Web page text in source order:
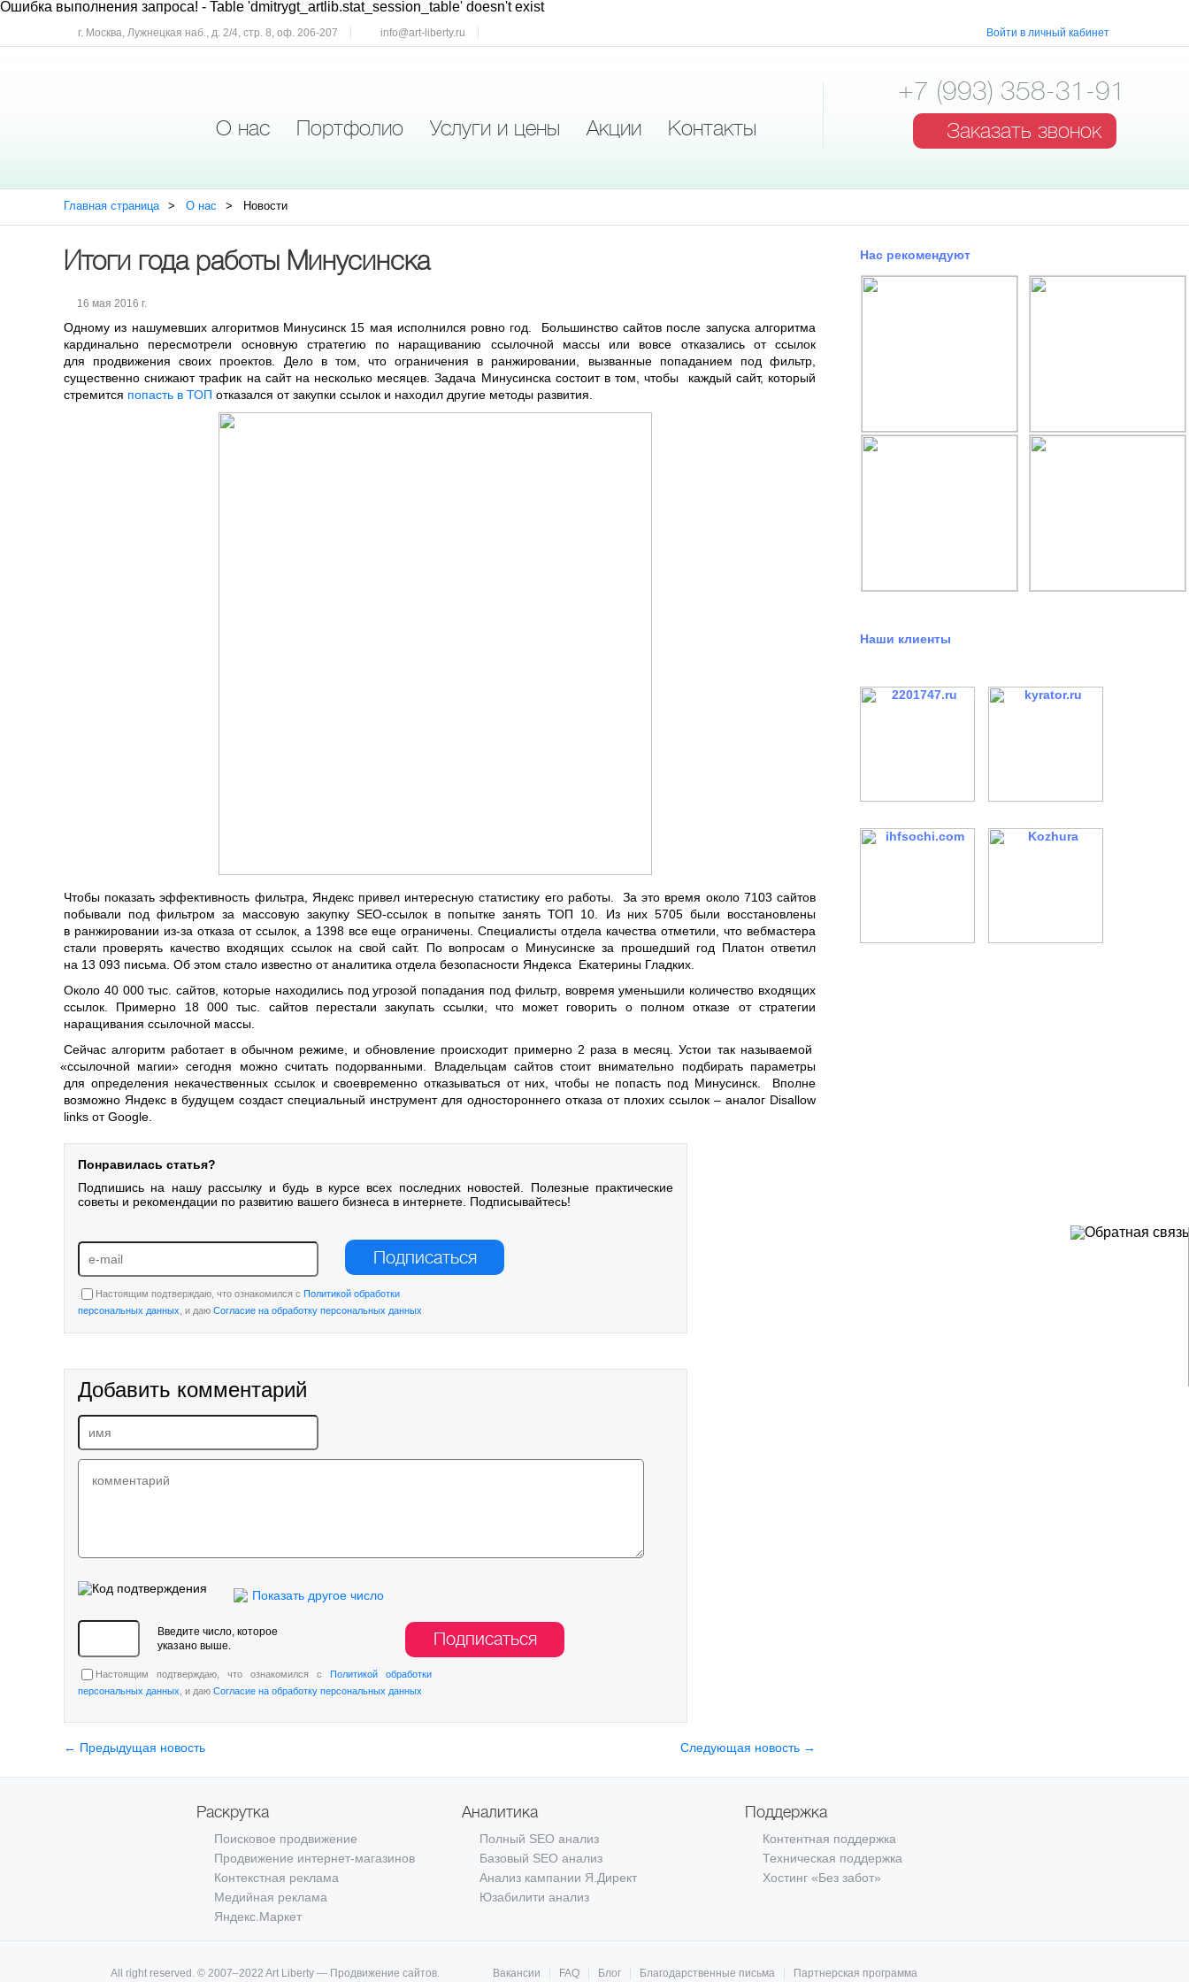
Ошибка выполнения запроса! - Table 'dmitrygt_artlib.stat_session_table' doesn't exist
г. Москва, Лужнецкая наб., д. 2/4, стр. 8, оф. 206-207 info@art-liberty.ru Войти в личный кабинет
О нас Портфолио Услуги и цены Акции Контакты
+7 (993) 358-31-91
Заказать звонок
Главная страница О нас Новости
Итоги года работы Минусинска
16 мая 2016 г.
Одному из нашумевших алгоритмов Минусинск 15 мая исполнился ровно год. Большинство сайтов после запуска алгоритма
кардинально пересмотрели основную стратегию по наращиванию ссылочной массы или вовсе отказались от ссылок
для продвижения своих проектов. Дело в том, что ограничения в ранжировании, вызванные попаданием под фильтр,
существенно снижают трафик на сайт на несколько месяцев. Задача Минусинска состоит в том, чтобы каждый сайт, который
стремится попасть в ТОП отказался от закупки ссылок и находил другие методы развития.
Чтобы показать эффективность фильтра, Яндекс привел интересную статистику его работы. За это время около 7103 сайтов
побывали под фильтром за массовую закупку SEO-сcылок в попытке занять ТОП 10. Из них 5705 были восстановлены
в ранжировании из-за отказа от ссылок, а 1398 все еще ограничены. Специалисты отдела качества отметили, что вебмастера
стали проверять качество входящих ссылок на свой сайт. По вопросам о Минусинске за прошедший год Платон ответил
на 13 093 письма. Об этом стало известно от аналитика отдела безопасности Яндекса Екатерины Гладких.
Около 40 000 тыс. сайтов, которые находились под угрозой попадания под фильтр, вовремя уменьшили количество входящих
ссылок. Примерно 18 000 тыс. сайтов перестали закупать ссылки, что может говорить о полном отказе от стратегии
наращивания ссылочной массы.
Сейчас алгоритм работает в обычном режиме, и обновление происходит примерно 2 раза в месяц. Устои так называемой
«ссылочной магии» сегодня можно считать подорванными. Владельцам сайтов стоит внимательно подбирать параметры
для определения некачественных ссылок и своевременно отказываться от них, чтобы не попасть под Минусинск. Вполне
возможно Яндекс в будущем создаст специальный инструмент для одностороннего отказа от плохих ссылок – аналог Disallow
links от Google.
Понравилась статья?
Подпишись на нашу рассылку и будь в курсе всех последних новостей. Полезные практические
советы и рекомендации по развитию вашего бизнеса в интернете. Подписывайтесь!
Подписаться
Настоящим подтверждаю, что ознакомился с Политикой обработки
персональных данных , и даю Согласие на обработку персональных данных
Добавить комментарий
Показать другое число
Введите число, которое
указано выше.
Подписаться
Настоящим подтверждаю, что ознакомился с Политикой обработки
персональных данных , и даю Согласие на обработку персональных данных
← Предыдущая новость Следующая новость →
Нас рекомендуют
Наши клиенты
SEO
Раскрутка
Поисковое продвижение
Продвижение интернет-магазинов
Контекстная реклама
Медийная реклама
Яндекс.Маркет
Аналитика
Полный SEO анализ
Базовый SEO анализ
Анализ кампании Я.Директ
Юзабилити анализ
Поддержка
Контентная поддержка
Техническая поддержка
Хостинг «Без забот»
All right reserved. © 2007–2022 Art Liberty — Продвижение сайтов. Вакансии FAQ Блог Благодарственные письма Партнерская программа